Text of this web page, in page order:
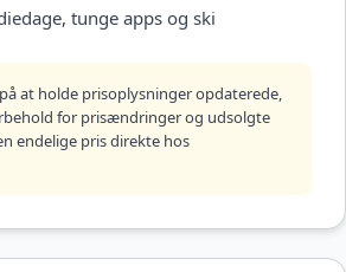
tunge apps og ski
at holde prisoplysninger opdaterede,
for prisændringer og udsolgte
endelige pris direkte hos